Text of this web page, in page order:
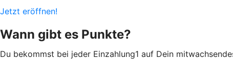
Jetzt eröffnen!
Wann gibt es Punkte?
Du bekommst bei jeder Einzahlung1 auf Dein